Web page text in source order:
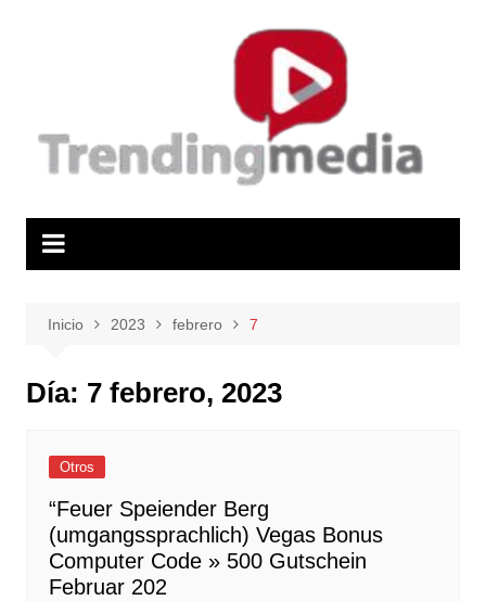
Inicio 2023 febrero 7
Día: 7 febrero, 2023
Otros
“Feuer Speiender Berg
(umgangssprachlich) Vegas Bonus
Computer Code » 500 Gutschein
Februar 202